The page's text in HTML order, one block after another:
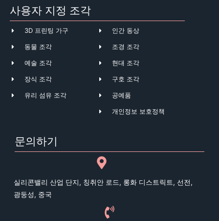
사용자 지정 조각
3D 프린팅 가구
동물 조각
예술 조각
장식 조각
유리 섬유 조각
인간 동상
조경 조각
현대 조각
구호 조각
공예품
개인정보 보호정책
문의하기
실리콘밸리 산업 단지, 칭취안 로드, 롱화 디스트릭트, 선전,
광둥성, 중국